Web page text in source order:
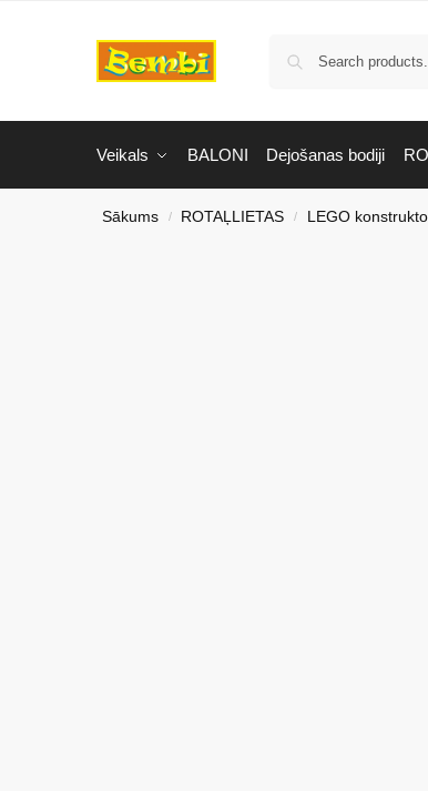
Veikals BALONI Dejošanas bodiji
Sākums / ROTAĻLIETAS / LEGO